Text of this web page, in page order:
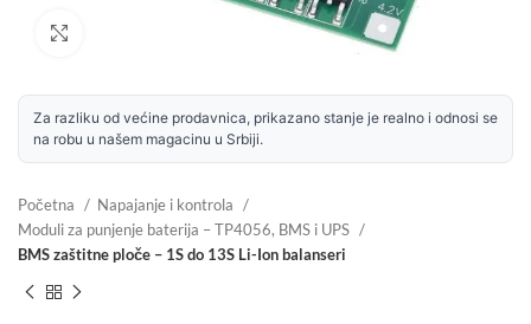
Za razliku od većine prodavnica, prikazano stanje je realno i odnosi se
na robu u našem magacinu u Srbiji.
Početna
Napajanje i kontrola
Moduli za punjenje baterija – TP4056, BMS i UPS
BMS zaštitne ploče – 1S do 13S Li-Ion balanseri